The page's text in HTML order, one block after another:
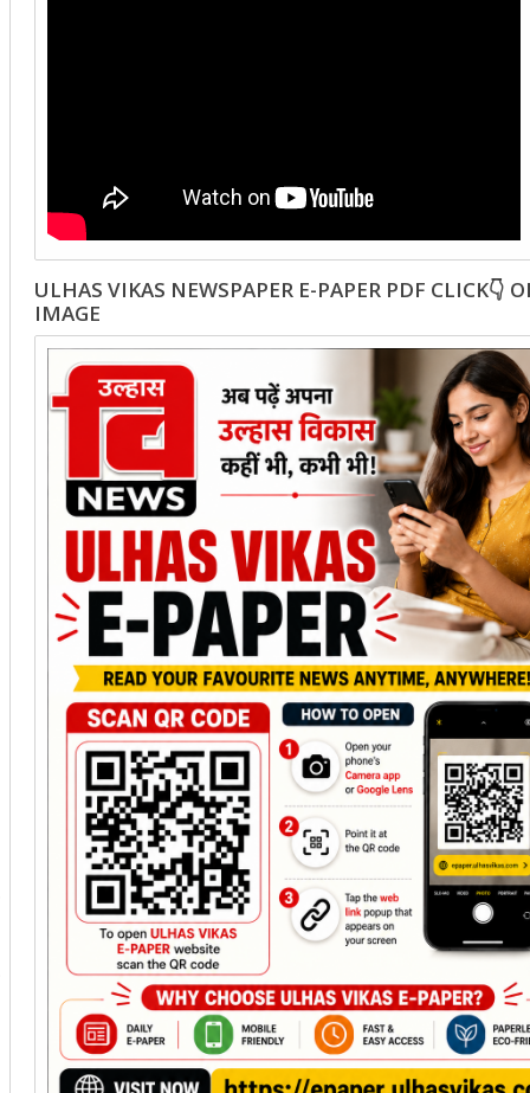
ULHAS VIKAS NEWSPAPER E-PAPER PDF CLICK👇
IMAGE